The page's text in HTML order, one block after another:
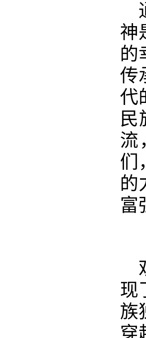
神
的
传
代
民
流
们
的
富
现
族
穿